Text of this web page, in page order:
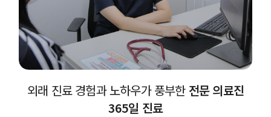
외래 진료 경험과 노하우가 풍부한 전문 의료진
365일 진료